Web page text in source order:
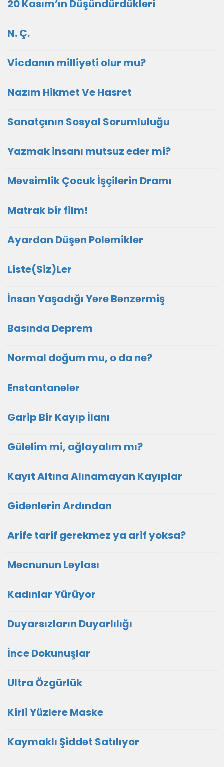
20 Kasım’ın Düşündürdükleri
N. Ç.
Vicdanın milliyeti olur mu?
Nazım Hikmet Ve Hasret
Sanatçının Sosyal Sorumluluğu
Yazmak insanı mutsuz eder mi?
Mevsimlik Çocuk İşçilerin Dramı
Matrak bir film!
Ayardan Düşen Polemikler
Liste(Siz)Ler
İnsan Yaşadığı Yere Benzermiş
Basında Deprem
Normal doğum mu, o da ne?
Enstantaneler
Garip Bir Kayıp İlanı
Gülelim mi, ağlayalım mı?
Kayıt Altına Alınamayan Kayıplar
Gidenlerin Ardından
Arife tarif gerekmez ya arif yoksa?
Mecnunun Leylası
Kadınlar Yürüyor
Duyarsızların Duyarlılığı
İnce Dokunuşlar
Ultra Özgürlük
Kirli Yüzlere Maske
Kaymaklı Şiddet Satılıyor